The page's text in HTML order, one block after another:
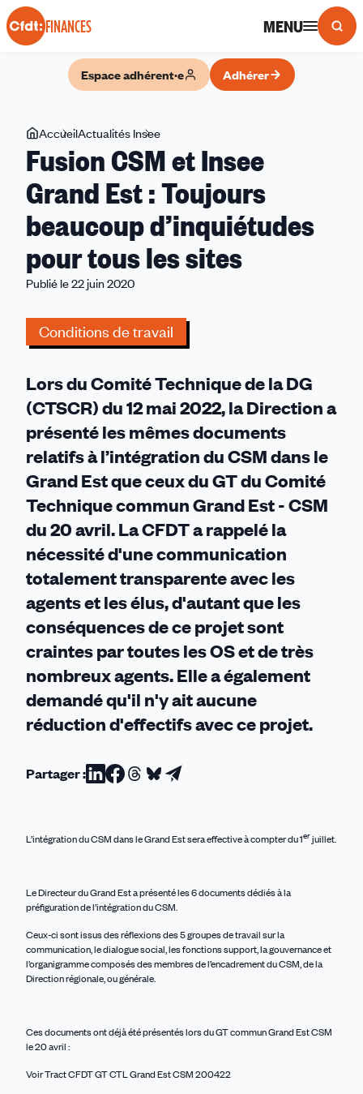
Panneau de gestion des cookies
FINANCES MENU
Espace adhérent·e Adhérer
Vous
êtes
ici
AccueilActualités Insee
CSM
et
Insee
Grand
Est :
Toujours
pour
tous
sites
Fusion CSM et Insee
Grand Est : Toujours
beaucoup d’inquiétudes
pour tous les sites
Publié le 22 juin 2020
Conditions de travail
Lors du Comité Technique de la DG
(CTSCR) du 12 mai 2022, la Direction a
présenté les mêmes documents
relatifs à l’intégration du CSM dans le
Grand Est que ceux du GT du Comité
Technique commun Grand Est - CSM
du 20 avril. La CFDT a rappelé la
nécessité d'une communication
totalement transparente avec les
agents et les élus, d'autant que les
conséquences de ce projet sont
craintes par toutes les OS et de très
nombreux agents. Elle a également
demandé qu'il n'y ait aucune
réduction d'effectifs avec ce projet.
Partager :Partager
Linkedin
Partager
Facebook
Partager
Threads
Partager
Bluesky
Partager
email
L’intégration du CSM dans le Grand Estsera effective à compter du1erjuillet.
Le Directeur du Grand Est a présenté les 6 documents dédiés à la
préfiguration de l’intégration du CSM.
Ceux-ci sont issus des réflexions des 5 groupes de travail sur la
communication, le dialogue social, les fonctions support, la gouvernance et
l’organigramme composés des membres de l’encadrement du CSM, de la
Direction régionale, ou générale.
Ces documents ont déjà été présentés lors du GT commun Grand Est CSM
le 20 avril :
Voir Tract CFDT GT CTL Grand Est CSM 200422